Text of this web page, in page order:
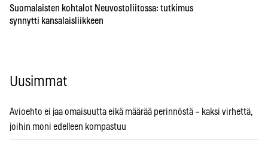
Suomalaisten kohtalot Neuvostoliitossa: tutkimus
synnytti kansalaisliikkeen
Uusimmat
Avioehto ei jaa omaisuutta eikä määrää perinnöstä – kaksi virhettä,
joihin moni edelleen kompastuu